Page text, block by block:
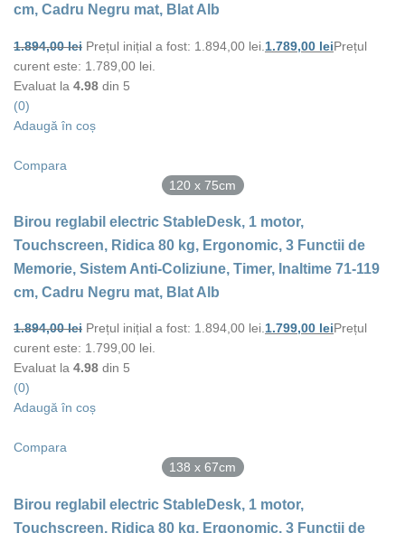
cm, Cadru Negru mat, Blat Alb
1.894,00lei Prețul inițial a fost: 1.894,00 lei. 1.789,00 leiPrețul
curent este: 1.789,00 lei.
Evaluat la 4.98 din 5
(0)
Adaugă în coș
Compara
120 x 75cm
Birou reglabil electric StableDesk, 1 motor,
Touchscreen, Ridica 80 kg, Ergonomic, 3 Functii de
Memorie, Sistem Anti-Coliziune, Timer, Inaltime 71-119
cm, Cadru Negru mat, Blat Alb
1.894,00lei Prețul inițial a fost: 1.894,00 lei.1.799,00 leiPrețul
curent este: 1.799,00 lei.
Evaluat la 4.98 din 5
(0)
Adaugă în coș
Compara
138 x 67cm
Birou reglabil electric StableDesk, 1 motor,
Touchscreen, Ridica 80 kg, Ergonomic, 3 Functii de